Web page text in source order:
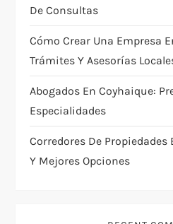
De Consultas
Cómo Crear Una Empresa
Trámites Y Asesorías
Abogados En Coyhaique:
Especialidades
Corredores De
Y Mejores Opciones